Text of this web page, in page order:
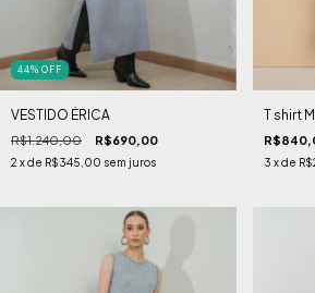
44% OFF
VESTIDO ÉRICA
R$1.240,00 R$690,00
2 x de R$345,00 sem juros
T shirt
3 x de